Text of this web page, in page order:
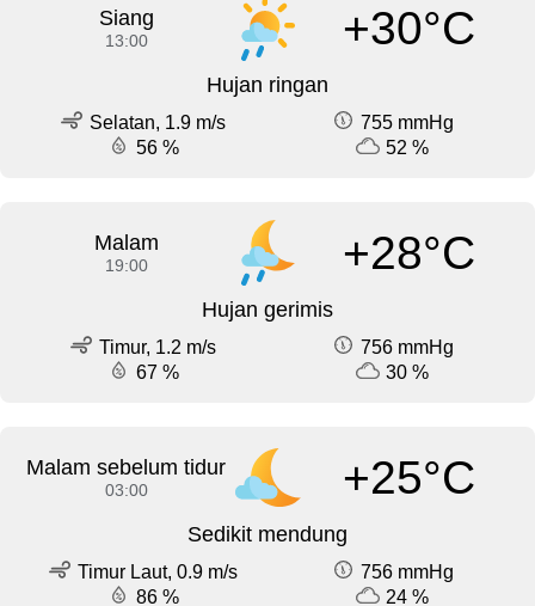
Siang
13:00 +30°C
Hujan ringan
Selatan, 1.9 m/s
755 mmHg
56 %
52 %
Malam
19:00 +28°C
Hujan gerimis
Timur, 1.2 m/s
756 mmHg
67 %
30 %
Malam sebelum tidur
03:00 +25°C
Sedikit mendung
Timur Laut, 0.9 m/s
756 mmHg
86 %
24 %